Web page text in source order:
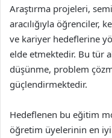
Araştırma projeleri,
aracılığıyla öğrenciler,
ve kariyer hedeflerine
elde etmektedir. Bu tür
düşünme, problem
güçlendirmektedir.
Hedeflenen bu eğitim
öğretim üyelerinin en